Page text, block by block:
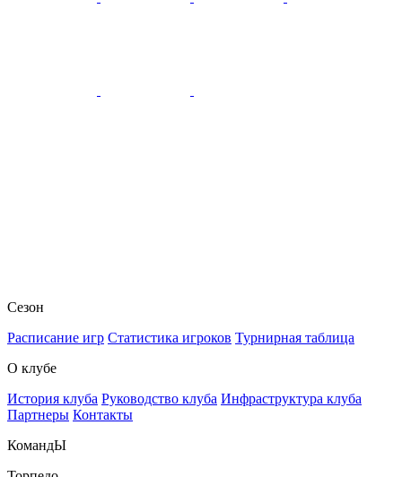
Сезон
Расписание игр Статистика игроков Турнирная таблица
О клубе
История клуба Руководство клуба Инфраструктура клуба
Партнеры Контакты
КомандЫ